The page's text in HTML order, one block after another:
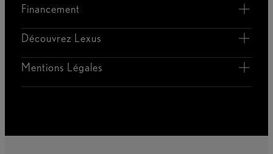
Financement
Découvrez Lexus
Mentions Légales